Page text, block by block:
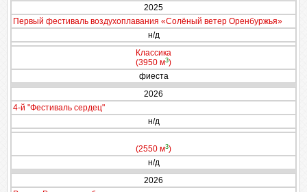
2025
Первый фестиваль воздухоплавания «Солёный ветер Оренбуржья»
н/д
Классика
(3950 м3)
фиеста
2026
4-й "Фестиваль сердец"
н/д
(2550 м3)
н/д
2026